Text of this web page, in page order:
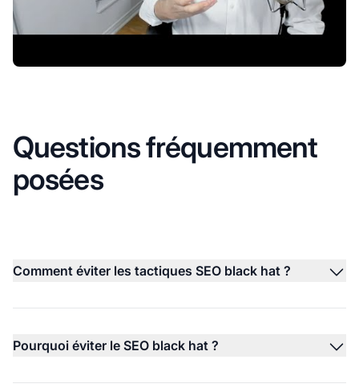
Questions fréquemment
posées
Comment éviter les tactiques SEO black hat ?
Pourquoi éviter le SEO black hat ?